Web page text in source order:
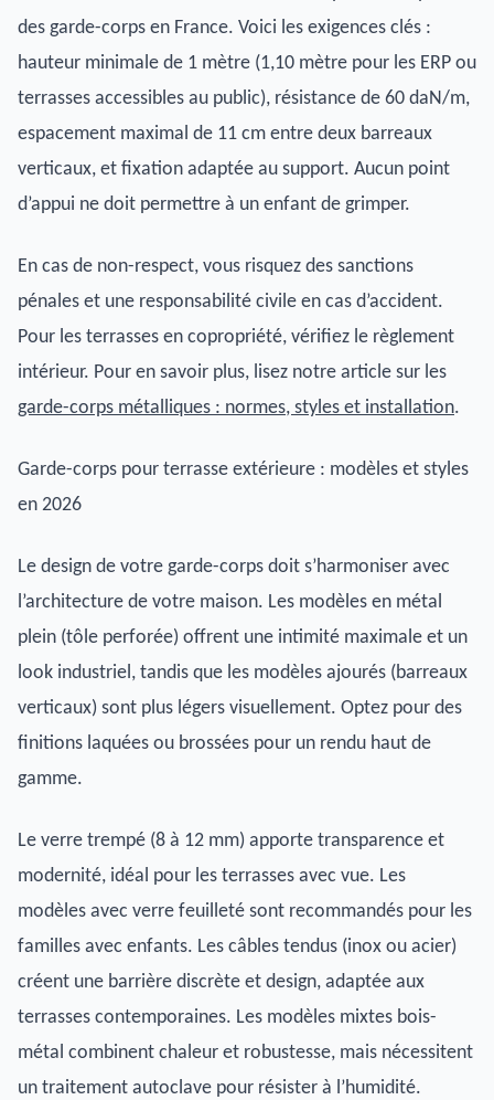
des garde-corps en France. Voici les exigences clés :
hauteur minimale de 1 mètre (1,10 mètre pour les ERP ou
terrasses accessibles au public), résistance de 60 daN/m,
espacement maximal de 11 cm entre deux barreaux
verticaux, et fixation adaptée au support. Aucun point
d’appui ne doit permettre à un enfant de grimper.
En cas de non-respect, vous risquez des sanctions
pénales et une responsabilité civile en cas d’accident.
Pour les terrasses en copropriété, vérifiez le règlement
intérieur. Pour en savoir plus, lisez notre article sur les
garde-corps métalliques : normes, styles et installation.
Garde-corps pour terrasse extérieure : modèles et styles
en 2026
Le design de votre garde-corps doit s’harmoniser avec
l’architecture de votre maison. Les modèles en métal
plein (tôle perforée) offrent une intimité maximale et un
look industriel, tandis que les modèles ajourés (barreaux
verticaux) sont plus légers visuellement. Optez pour des
finitions laquées ou brossées pour un rendu haut de
gamme.
Le verre trempé (8 à 12 mm) apporte transparence et
modernité, idéal pour les terrasses avec vue. Les
modèles avec verre feuilleté sont recommandés pour les
familles avec enfants. Les câbles tendus (inox ou acier)
créent une barrière discrète et design, adaptée aux
terrasses contemporaines. Les modèles mixtes bois-
métal combinent chaleur et robustesse, mais nécessitent
un traitement autoclave pour résister à l’humidité.